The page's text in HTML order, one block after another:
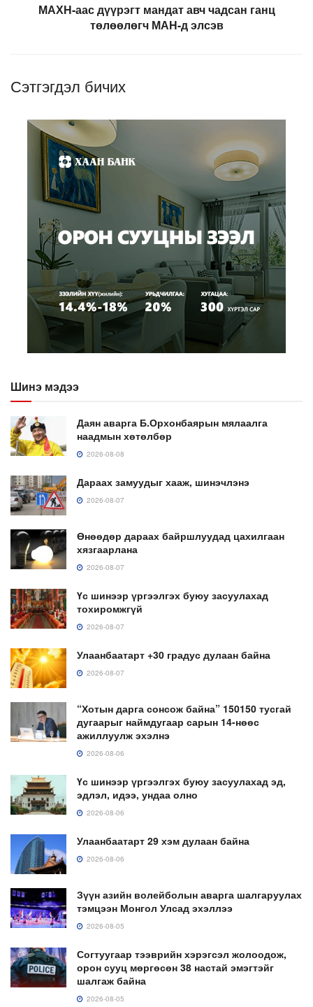
МАХН-аас дүүрэгт мандат авч чадсан ганц
төлөөлөгч МАН-д элсэв
Сэтгэгдэл бичих
Шинэ мэдээ
Даян аварга Б.Орхонбаярын мялаалга
наадмын хөтөлбөр
2026-08-08
Дараах замуудыг хааж, шинэчлэнэ
2026-08-07
Өнөөдөр дараах байршлуудад цахилгаан
хязгаарлана
2026-08-07
Үс шинээр үргээлгэх буюу засуулахад
тохиромжгүй
2026-08-07
Улаанбаатарт +30 градус дулаан байна
2026-08-07
“Хотын дарга сонсож байна” 150150 тусгай
дугаарыг наймдугаар сарын 14-нөөс
ажиллуулж эхэлнэ
2026-08-06
Үс шинээр үргээлгэх буюу засуулахад эд,
эдлэл, идээ, ундаа олно
2026-08-06
Улаанбаатарт 29 хэм дулаан байна
2026-08-06
Зүүн азийн волейболын аварга шалгаруулах
тэмцээн Монгол Улсад эхэллээ
2026-08-05
Согтуугаар тээврийн хэрэгсэл жолоодож,
орон сууц мөргөсөн 38 настай эмэгтэйг
шалгаж байна
2026-08-05